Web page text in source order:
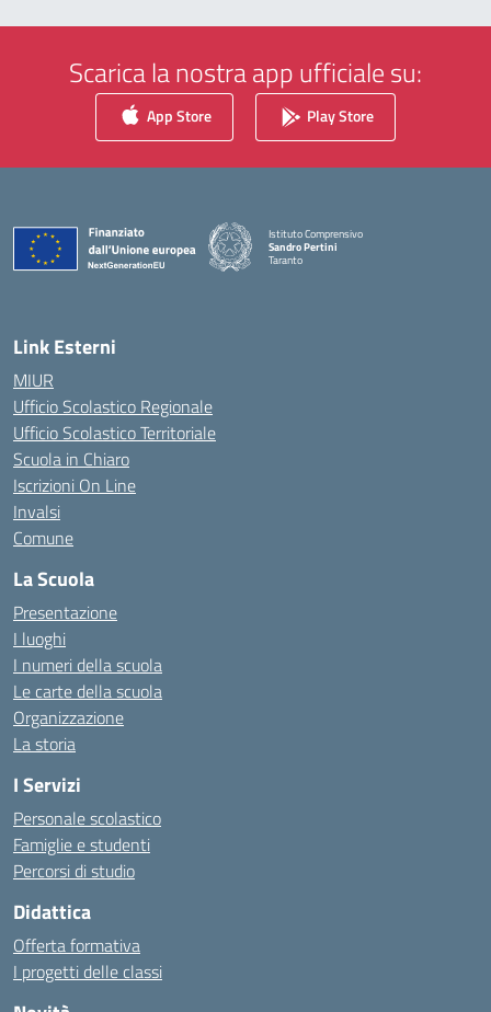
Scarica la nostra app ufficiale su:
App Store Play Store
Istituto Comprensivo
Sandro Pertini
Taranto
Link Esterni
MIUR
Ufficio Scolastico Regionale
Ufficio Scolastico Territoriale
Scuola in Chiaro
Iscrizioni On Line
Invalsi
Comune
La Scuola
Presentazione
I luoghi
I numeri della scuola
Le carte della scuola
Organizzazione
La storia
I Servizi
Personale scolastico
Famiglie e studenti
Percorsi di studio
Didattica
Offerta formativa
I progetti delle classi